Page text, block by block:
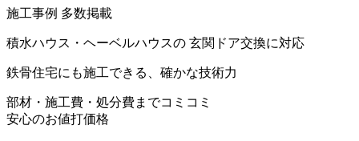
施工事例 多数掲載
積水ハウス・ヘーベルハウスの 玄関ドア交換に対応
鉄骨住宅にも施工できる、確かな技術力
部材・施工費・処分費までコミコミ
安心のお値打価格